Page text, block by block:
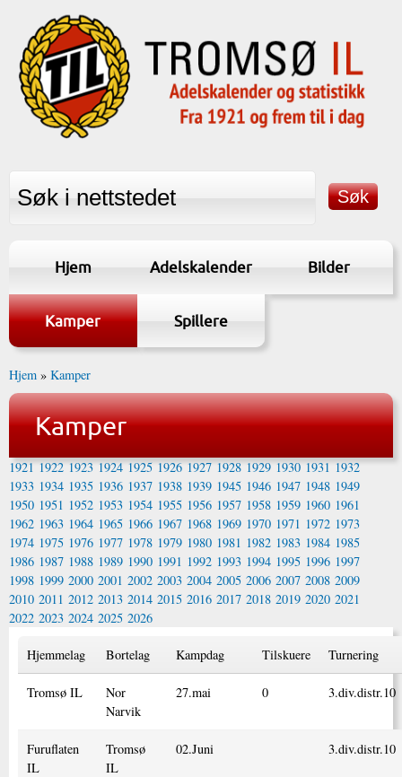
Hjem Adelskalender Bilder
Kamper Spillere
Hjem » Kamper
Kamper
1921 1922 1923 1924 1925 1926 1927 1928 1929 1930 1931 1932
1933 1934 1935 1936 1937 1938 1939 1945 1946 1947 1948 1949
1950 1951 1952 1953 1954 1955 1956 1957 1958 1959 1960 1961
1962 1963 1964 1965 1966 1967 1968 1969 1970 1971 1972 1973
1974 1975 1976 1977 1978 1979 1980 1981 1982 1983 1984 1985
1986 1987 1988 1989 1990 1991 1992 1993 1994 1995 1996 1997
1998 1999 2000 2001 2002 2003 2004 2005 2006 2007 2008 2009
2010 2011 2012 2013 2014 2015 2016 2017 2018 2019 2020 2021
2022 2023 2024 2025 2026
Hjemmelag Bortelag Kampdag Tilskuere Turnering
Tromsø IL
Nor
Narvik
27.mai 0 3.div.distr.10
Furuflaten
IL
Tromsø
IL
02.Juni 3.div.distr.10